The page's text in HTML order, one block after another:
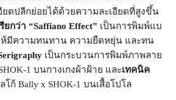
ยดปลีกย่อยได้ด้วยความละเอียดที่สูงขึ้น
ยกว่า“Saffiano Effect” เป็นการพิมพ์แบ
ห้มีความทนทาน ความยืดหยุ่น และทน
เป็นกระบวนการพิมพ์ภาพลาย
1 บนกางเกงผ้าฝ้าย และเทคนิค
โก้ Bally x SHOK-1 บนเสื้อโปโล